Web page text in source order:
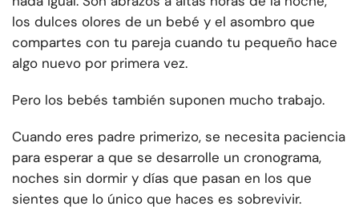
los dulces olores de un bebé y el asombro que
compartes con tu pareja cuando tu pequeño hace
algo nuevo por primera vez.
Pero los bebés también suponen mucho trabajo.
Cuando eres padre primerizo, se necesita paciencia
para esperar a que se desarrolle un cronograma,
noches sin dormir y días que pasan en los que
sientes que lo único que haces es sobrevivir.